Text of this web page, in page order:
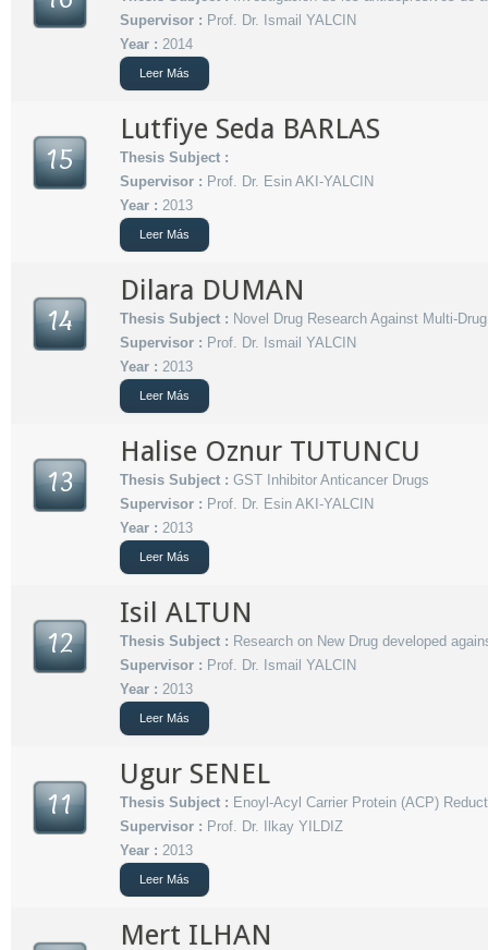
Supervisor : Prof. Dr. Ismail YALCIN
Year : 2014
Leer Más
15
Lutfiye Seda BARLAS
Thesis Subject :
Supervisor : Prof. Dr. Esin AKI-YALCIN
Year : 2013
Leer Más
14
Dilara DUMAN
Thesis Subject : Novel Drug Research Against Multi-
Supervisor : Prof. Dr. Ismail YALCIN
Year : 2013
Leer Más
13
Halise Oznur TUTUNCU
Thesis Subject : GST Inhibitor Anticancer Drugs
Supervisor : Prof. Dr. Esin AKI-YALCIN
Year : 2013
Leer Más
12
Isil ALTUN
Thesis Subject : Research on New Drug developed
Supervisor : Prof. Dr. Ismail YALCIN
Year : 2013
Leer Más
11
Ugur SENEL
Thesis Subject : Enoyl-Acyl Carrier Protein (ACP)
Supervisor : Prof. Dr. Ilkay YILDIZ
Year : 2013
Leer Más
Mert ILHAN